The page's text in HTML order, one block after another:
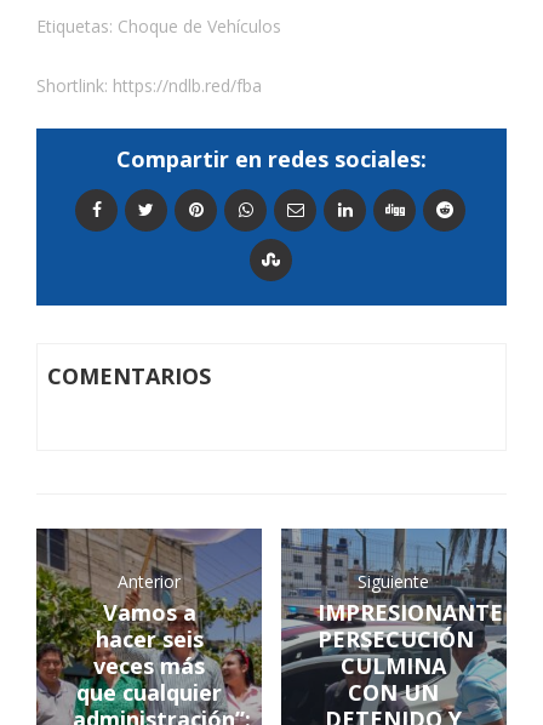
Etiquetas: Choque de Vehículos
Shortlink: https://ndlb.red/fba
Compartir en redes sociales:
COMENTARIOS
Anterior
Vamos a
hacer seis
veces más
que cualquier
Siguiente
IMPRESIONANTE
PERSECUCIÓN
CULMINA
CON UN